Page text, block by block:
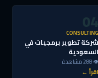
04
CONSULTING
شركة تطوير برمجيات في
السعودية
👁 288 مشاهدة
اقرأ ←